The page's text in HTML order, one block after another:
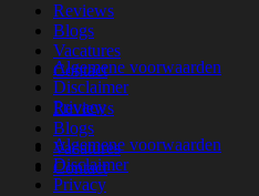
Reviews
Blogs
Vacatures
Contact
Reviews
Blogs
Vacatures
Contact
Algemene voorwaarden
Disclaimer
Privacy
Algemene voorwaarden
Disclaimer
Privacy